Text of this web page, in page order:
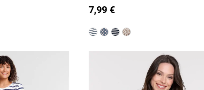
S M
7,99 €